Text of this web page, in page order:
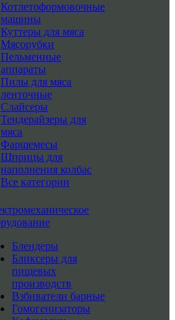
Котлетоформовочные
машины
Куттеры для мяса
Мясорубки
Пельменные
аппараты
Пилы для мяса
ленточные
Слайсеры
Тендерайзеры для
мяса
Фаршемесы
Шприцы для
наполнения колбас
Все категории
Блендеры
Бликсеры для
пищевых
производств
Взбиватели барные
Гомогенизаторы